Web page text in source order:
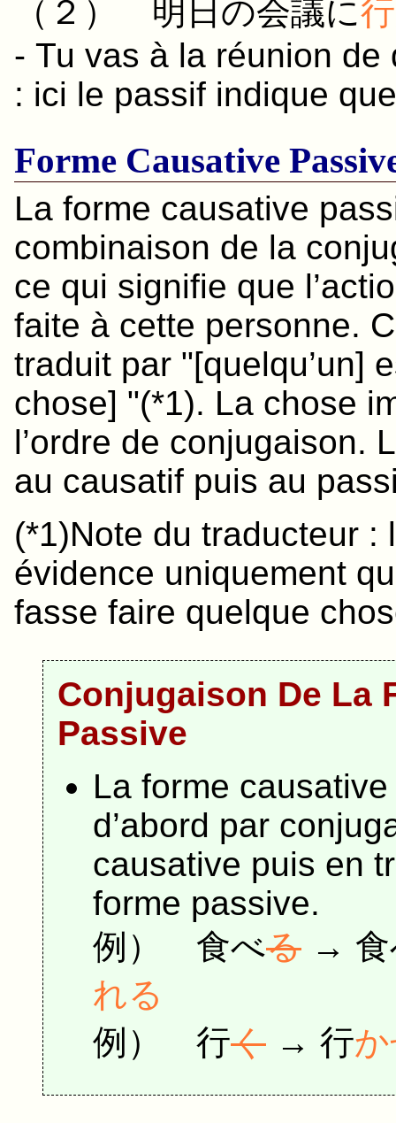
（２） 明日 の会議に
- Tu vas à la réunion
: ici le passif indique
Forme Causative
La forme causative
combinaison de la
ce qui signifie que
faite à cette personne.
traduit par "[quelqu’un]
chose] "(*1). La chose
l’ordre de conjugaison.
au causatif puis au
(*1)Note du traducteur :
évidence uniquement
fasse faire quelque
Conjugaison De La
Passive
La forme
d’abord par
causative puis en
forme passive.
例） 食べる →
れる
例） 行く → 行